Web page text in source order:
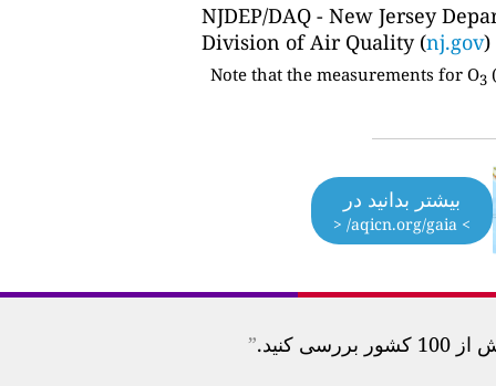
NJDEP/DAQ - New Jersey
Division of Air Quality (nj.gov)
Note that the measurements for O3
بیشتر بدانید در
> aqicn.org/gaia/ <
کنید. ”